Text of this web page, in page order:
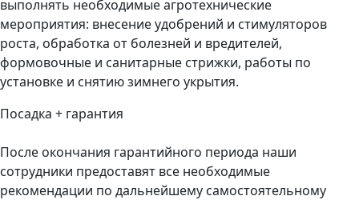
выполнять необходимые агротехнические
мероприятия: внесение удобрений и стимуляторов
роста, обработка от болезней и вредителей,
формовочные и санитарные стрижки, работы по
установке и снятию зимнего укрытия.
Посадка + гарантия
После окончания гарантийного периода наши
сотрудники предоставят все необходимые
рекомендации по дальнейшему самостоятельному